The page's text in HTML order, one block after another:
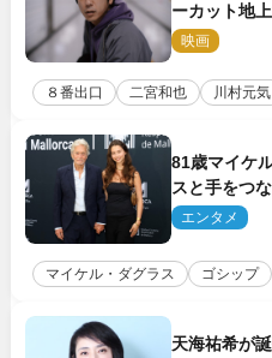
ーカット地
コメント到着
映画
８番出口 二宮和也 川村元気
81歳マイケ
スと手をつ
エンタメ
マイケル・ダグラス ゴシップ
天海祐希が